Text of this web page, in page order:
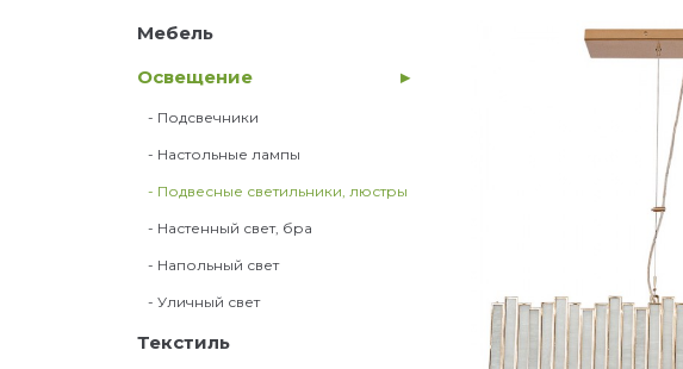
Мебель
Освещение
- Подсвечники
- Настольные лампы
- Подвесные светильники, люстры
- Настенный свет, бра
- Напольный свет
- Уличный свет
Текстиль